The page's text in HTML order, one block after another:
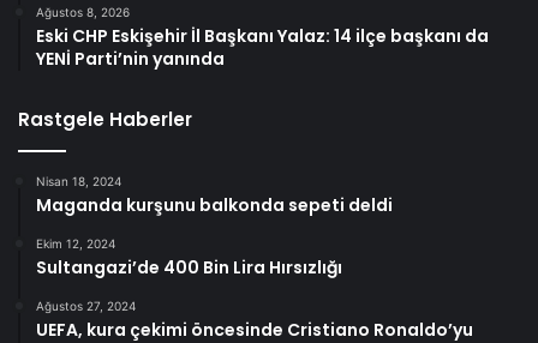
Ağustos 8, 2026
Eski CHP Eskişehir İl Başkanı Yalaz: 14 ilçe başkanı da
YENİ Parti’nin yanında
Rastgele Haberler
Nisan 18, 2024
Maganda kurşunu balkonda sepeti deldi
Ekim 12, 2024
Sultangazi’de 400 Bin Lira Hırsızlığı
Ağustos 27, 2024
UEFA, kura çekimi öncesinde Cristiano Ronaldo’yu